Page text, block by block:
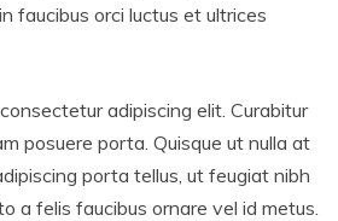
faucibus orci luctus et ultrices
adipiscing elit. Curabitur
posuere porta. Quisque ut nulla at
porta tellus, ut feugiat nibh
a felis faucibus ornare vel id metus.